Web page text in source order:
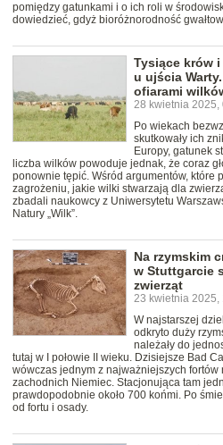
pomiędzy gatunkami i o ich roli w
dowiedzieć, gdyż bioróżnorodność
Tysiące krów
u ujścia
ofiarami
28 kwietnia 2025,
Po wiekach
skutkowały ich
Europy, gatunek
liczba wilków powoduje jednak, że coraz
ponownie tępić. Wśród argumentów, które
zagrożeniu, jakie wilki stwarzają dla
zbadali naukowcy z Uniwersytetu
Natury „Wilk”.
Na rzymskim
w Stuttgarcie
zwierząt
23 kwietnia 2025,
W najstarszej
odkryto duży
należały do
tutaj w I połowie II wieku. Dzisiejsze Bad
wówczas jednym z najważniejszych fortów
zachodnich Niemiec. Stacjonująca tam
prawdopodobnie około 700 końmi. Po
od fortu i osady.